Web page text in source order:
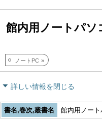
館内用ノートパソ
ノートPC
詳しい情報を閉じる
書名,巻次,叢書名 館内用ノー